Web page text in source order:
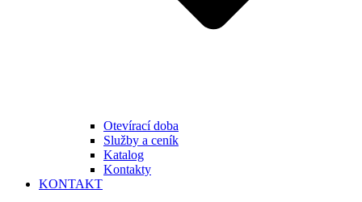
Otevírací doba
Služby a ceník
Katalog
Kontakty
KONTAKT